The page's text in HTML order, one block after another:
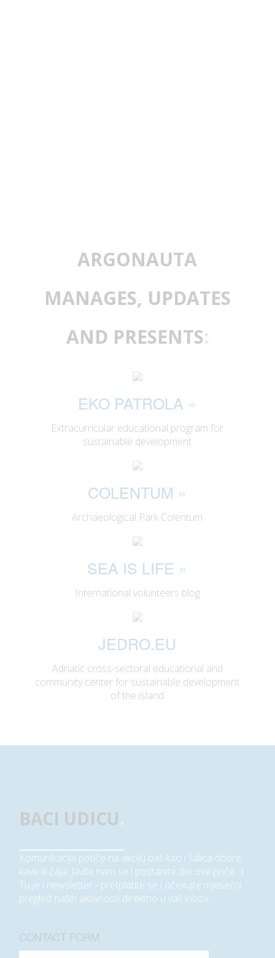
ARGONAUTA
MANAGES, UPDATES
AND PRESENTS:
EKO PATROLA »
Extracurricular educational program for
sustainable development
COLENTUM »
Archaeological Park Colentum
SEA IS LIFE »
International volunteers blog
JEDRO.EU
Adriatic cross-sectoral educational and
community center for sustainable development
of the island
BACI UDICU
Komunikacija potiče na akciju baš kao i šalica dobre
kave ili čaja. Javite nam se i postanite dio ove priče. :)
Tu je i newsletter - pretplatite se i očekujte mjesečni
pregled naših aktivnosti direktno u vaš inbox.
CONTACT FORM